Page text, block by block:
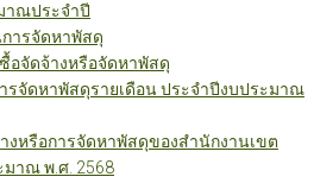
าณประจำปี
ารจัดหาพัสดุ
อจัดจ้างหรือจัดหาพัสดุ
รจัดหาพัสดุรายเดือน ประจำปีงบประมาณ
งหรือการจัดหาพัสดุของสำนักงานเขต
าณ พ.ศ. 2568